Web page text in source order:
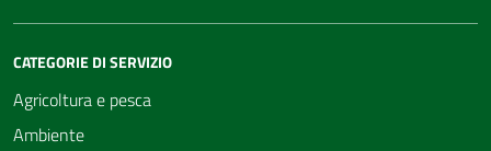
CATEGORIE DI SERVIZIO
Agricoltura e pesca
Ambiente